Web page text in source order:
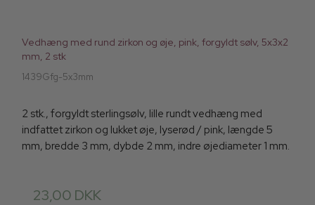
Vedhæng med rund zirkon og øje, pink, forgyldt sølv, 5x3x2
mm, 2 stk
1439Gfg-5x3mm
2 stk., forgyldt sterlingsølv, lille rundt vedhæng med
indfattet zirkon og lukket øje, lyserød / pink, længde 5
mm, bredde 3 mm, dybde 2 mm, indre øjediameter 1 mm.
23,00 DKK